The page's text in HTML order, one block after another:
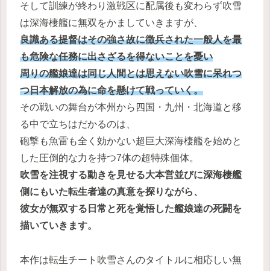
そして訓練が終わり激戦区に配属後も変わらず吹雪
は深海棲艦に無双をかましていきますが、
良識ある提督はその強さ故に徴兵された一般人を最
も危険な任務に出さざるを得ないことを憂い
周りの艦娘達は同じ人間とは思えない吹雪に呆れつ
つ日本解放の為に命を懸けて戦っていく。
その戦いの舞台が本州から四国・九州・北海道と移
る中で立ちはだかるのは、
砲撃も魚雷も全く効かない超巨大深海棲艦を始めと
した圧倒的な力を持つ7体の超特殊個体。
吹雪を注視する動きを見せる大本営並びに深海棲艦
側にもいた転生者達の真意を探りながら、
彼女が無双する日常と死を覚悟した艦娘達の死闘を
描いていきます。
本作は転生チート吹雪さんのタイトルに相応しい無